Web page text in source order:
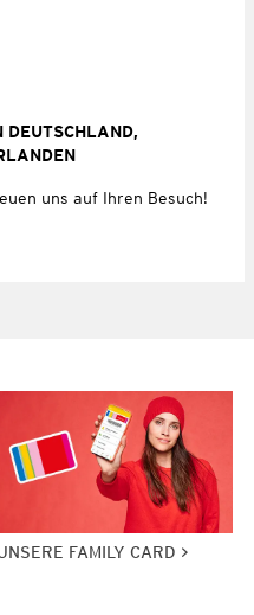
uns auf Ihren Besuch!
FAMILY CARD